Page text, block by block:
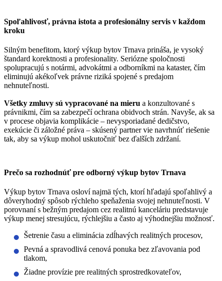
Spoľahlivosť, právna istota a profesionálny servis v každom
kroku
Silným benefitom, ktorý výkup bytov Trnava prináša, je vysoký
štandard korektnosti a profesionality. Seriózne spoločnosti
spolupracujú s notármi, advokátmi a odborníkmi na kataster, čím
eliminujú akékoľvek právne riziká spojené s predajom
nehnuteľnosti.
Všetky zmluvy sú vypracované na mieru a konzultované s
právnikmi, čím sa zabezpečí ochrana obidvoch strán. Navyše, ak sa
v procese objavia komplikácie – nevysporiadané dedičstvo,
exekúcie či záložné práva – skúsený partner vie navrhnúť riešenie
tak, aby sa výkup mohol uskutočniť bez ďalších zdržaní.
Prečo sa rozhodnúť pre odborný výkup bytov Trnava
Výkup bytov Trnava osloví najmä tých, ktorí hľadajú spoľahlivý a
dôveryhodný spôsob rýchleho speňaženia svojej nehnuteľnosti. V
porovnaní s bežným predajom cez realitnú kanceláriu predstavuje
výkup menej stresujúcu, rýchlejšiu a často aj výhodnejšiu možnosť.
Šetrenie času a eliminácia zdĺhavých realitných procesov,
Pevná a spravodlivá cenová ponuka bez zľavovania pod
tlakom,
Žiadne provízie pre realitných sprostredkovateľov,